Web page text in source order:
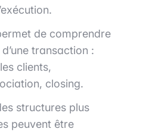
de comprendre
transaction :
clients,
closing.
structures plus
peuvent être